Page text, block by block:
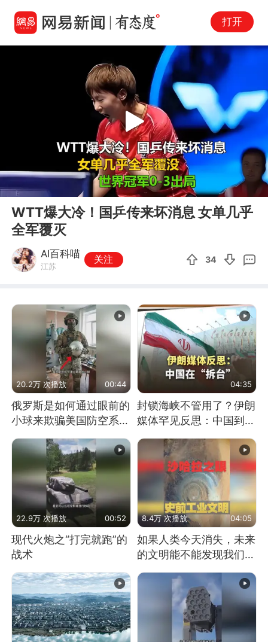
打开
00:00 07:38
Play
WTT爆大冷！国乒传来坏消息 女单几乎
全军覆灭
AI百科喵
江苏
关注 34
20.2万 次播放 00:44
俄罗斯是如何通过眼前的
小球来欺骗美国防空系统
的
04:35
封锁海峡不管用了？伊朗
媒体罕见反思：中国到底
是不是在"拆台"
22.9万 次播放 00:52
现代火炮之“打完就跑”的
战术
8.4万 次播放 04:05
如果人类今天消失，未来
的文明能不能发现我们存